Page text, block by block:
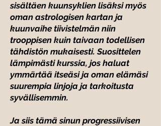
sisältäen kuunsyklien lisäksi myös
oman astrologisen kartan ja
kuunvaihe tiivistelmän niin
trooppisen kuin taivaan todellisen
tähdistön mukaisesti. Suosittelen
lämpimästi kurssia, jos haluat
ymmärtää itseäsi ja oman elämäsi
suurempia linjoja ja tarkoitusta
syvällisemmin.
Ja siis tämä sinun progressiivisen